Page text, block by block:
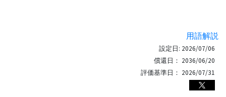
用語解説
設定日: 2026/07/06
償還日： 2036/06/20
評価基準日： 2026/07/31